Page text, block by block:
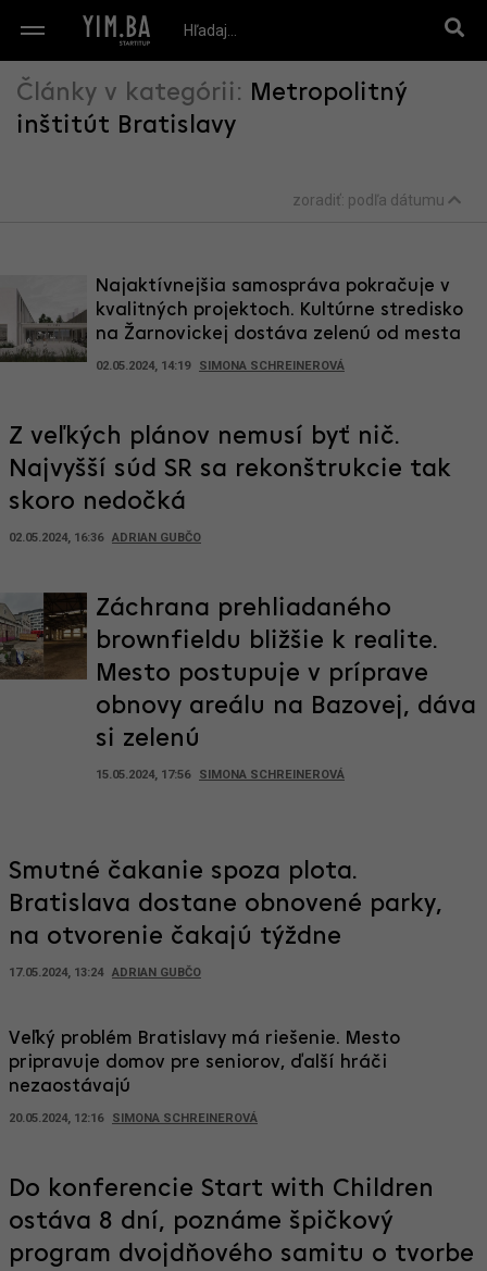
Články v kategórii: Metropolitný
inštitút Bratislavy
zoradiť: podľa dátumu
Najaktívnejšia samospráva pokračuje v
kvalitných projektoch. Kultúrne stredisko
na Žarnovickej dostáva zelenú od mesta
02.05.2024, 14:19 SIMONA SCHREINEROVÁ
Z veľkých plánov nemusí byť nič.
Najvyšší súd SR sa rekonštrukcie tak
skoro nedočká
02.05.2024, 16:36 ADRIAN GUBČO
Záchrana prehliadaného
brownfieldu bližšie k realite.
Mesto postupuje v príprave
obnovy areálu na Bazovej, dáva
si zelenú
15.05.2024, 17:56 SIMONA SCHREINEROVÁ
Smutné čakanie spoza plota.
Bratislava dostane obnovené parky,
na otvorenie čakajú týždne
17.05.2024, 13:24 ADRIAN GUBČO
Veľký problém Bratislavy má riešenie. Mesto
pripravuje domov pre seniorov, ďalší hráči
nezaostávajú
20.05.2024, 12:16 SIMONA SCHREINEROVÁ
Do konferencie Start with Children
ostáva 8 dní, poznáme špičkový
program dvojdňového samitu o tvorbe